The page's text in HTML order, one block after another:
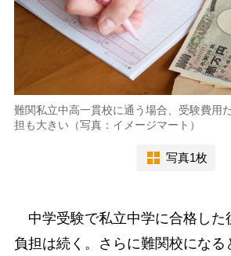
難関私立中高一貫校に通う場合、受験費用
担も大きい（写真：イメージマート）
写真1枚
中学受験で私立中学に合格した
負担は続く。さらに難関校になる